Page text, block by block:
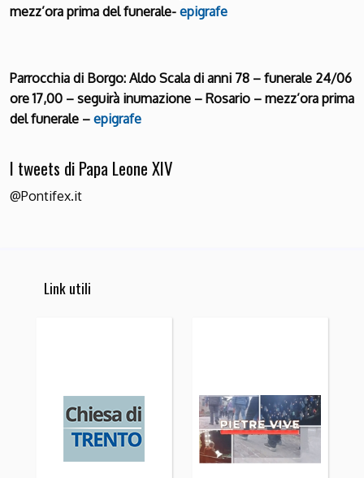
mezz’ora prima del funerale- epigrafe
Parrocchia di Borgo: Aldo Scala di anni 78 – funerale 24/06
ore 17,00 – seguirà inumazione – Rosario – mezz’ora prima
del funerale – epigrafe
I tweets di Papa Leone XIV
@Pontifex.it
Link utili